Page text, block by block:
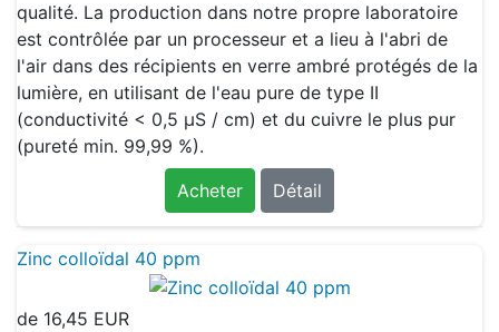
qualité. La production dans notre propre laboratoire
est contrôlée par un processeur et a lieu à l'abri de
l'air dans des récipients en verre ambré protégés de la
lumière, en utilisant de l'eau pure de type II
(conductivité < 0,5 μS / cm) et du cuivre le plus pur
(pureté min. 99,99 %).
Acheter
Détail
Zinc colloïdal 40 ppm
de 16,45 EUR